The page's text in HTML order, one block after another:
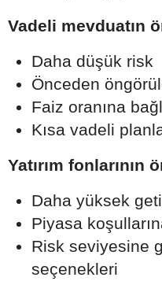
Vadeli mevduatın
Daha düşük risk
Önceden
Faiz oranına
Kısa vadeli
Yatırım fonlarının
Daha yüksek
Piyasa
Risk seviyesine
seçenekleri